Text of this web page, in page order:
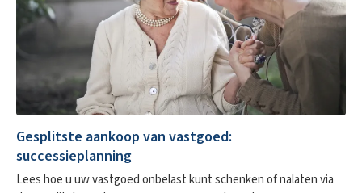
Gesplitste aankoop van vastgoed:
successieplanning
Lees hoe u uw vastgoed onbelast kunt schenken of nalaten via